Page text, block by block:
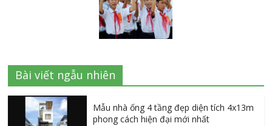
Bài viết ngẫu nhiên
Mẫu nhà ống 4 tầng đẹp diện tích 4x13m
phong cách hiện đại mới nhất